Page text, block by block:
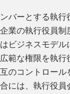
バーとする執行
業の執行役員制
ビジネスモデル
範な権限を執行
のコントロー
には、執行役